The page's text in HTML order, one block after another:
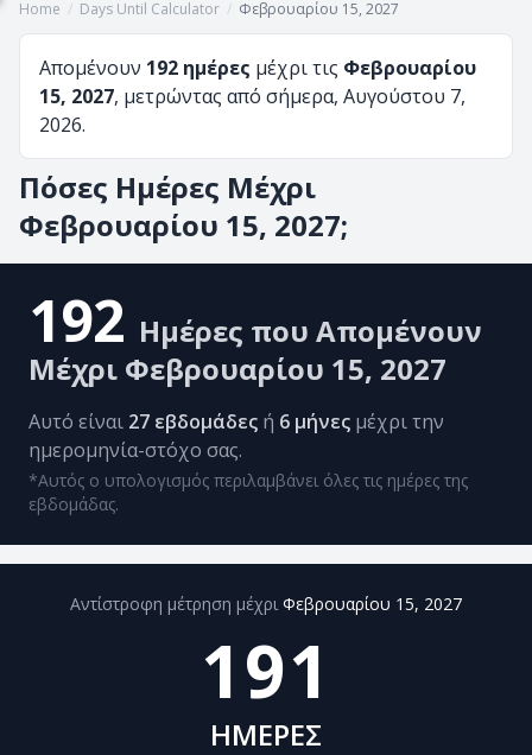
Home / Days Until Calculator / Φεβρουαρίου 15, 2027
Απομένουν 192 ημέρες μέχρι τις Φεβρουαρίου
15, 2027, μετρώντας από σήμερα, Αυγούστου 7,
2026.
Πόσες Ημέρες Μέχρι
Φεβρουαρίου 15, 2027;
192 Ημέρες που Απομένουν
Μέχρι Φεβρουαρίου 15, 2027
Αυτό είναι 27 εβδομάδες ή 6 μήνες μέχρι την
ημερομηνία-στόχο σας.
*Αυτός ο υπολογισμός περιλαμβάνει όλες τις ημέρες της
εβδομάδας.
Αντίστροφη μέτρηση μέχρι Φεβρουαρίου 15, 2027
191
ΗΜΕΡΕΣ